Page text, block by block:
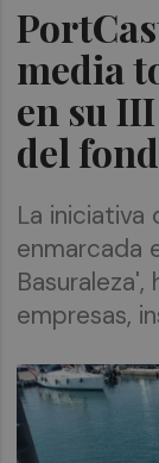
media
en su
del
La iniciativa
enmarcada
empresas,